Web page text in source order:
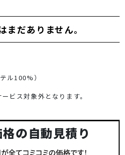
まだありません。
ル100%）
ビス対象外となります。
の自動見積り